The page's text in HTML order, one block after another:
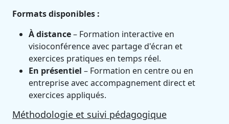
Formats disponibles :
À distance– Formation interactive en
visioconférence avec partage d'écran et
exercices pratiques en temps réel.
En présentiel – Formation en centre ou en
entreprise avec accompagnement direct et
exercices appliqués.
Méthodologie et suivi pédagogique